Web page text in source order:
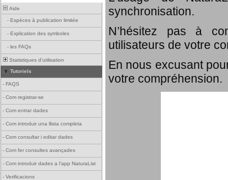
Aide
- Espèces à publication limitée
- Explication des symboles
- les FAQs
Statistiques d'utilisation
Tutoriels
- FAQS
- Com registrar-se
- Com entrar dades
- Com introduir una llista completa
- Com consultar i editar dades
- Com fer consultes avançades
- Com introduir dades a l'app NaturaList
- Verificacions
synchronisation.
N’hésitez pas à
utilisateurs de votre
En nous excusant
votre compréhension.